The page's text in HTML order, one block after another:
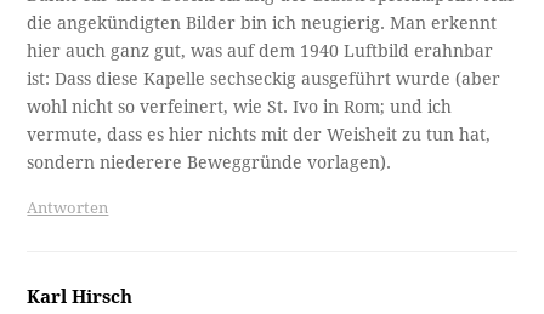
die angekündigten Bilder bin ich neugierig. Man erkennt
hier auch ganz gut, was auf dem 1940 Luftbild erahnbar
ist: Dass diese Kapelle sechseckig ausgeführt wurde (aber
wohl nicht so verfeinert, wie St. Ivo in Rom; und ich
vermute, dass es hier nichts mit der Weisheit zu tun hat,
sondern niederere Beweggründe vorlagen).
Antworten
Karl Hirsch